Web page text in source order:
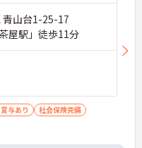
青山台1-25-17
屋駅」徒歩11分
与あり
社会保険完備